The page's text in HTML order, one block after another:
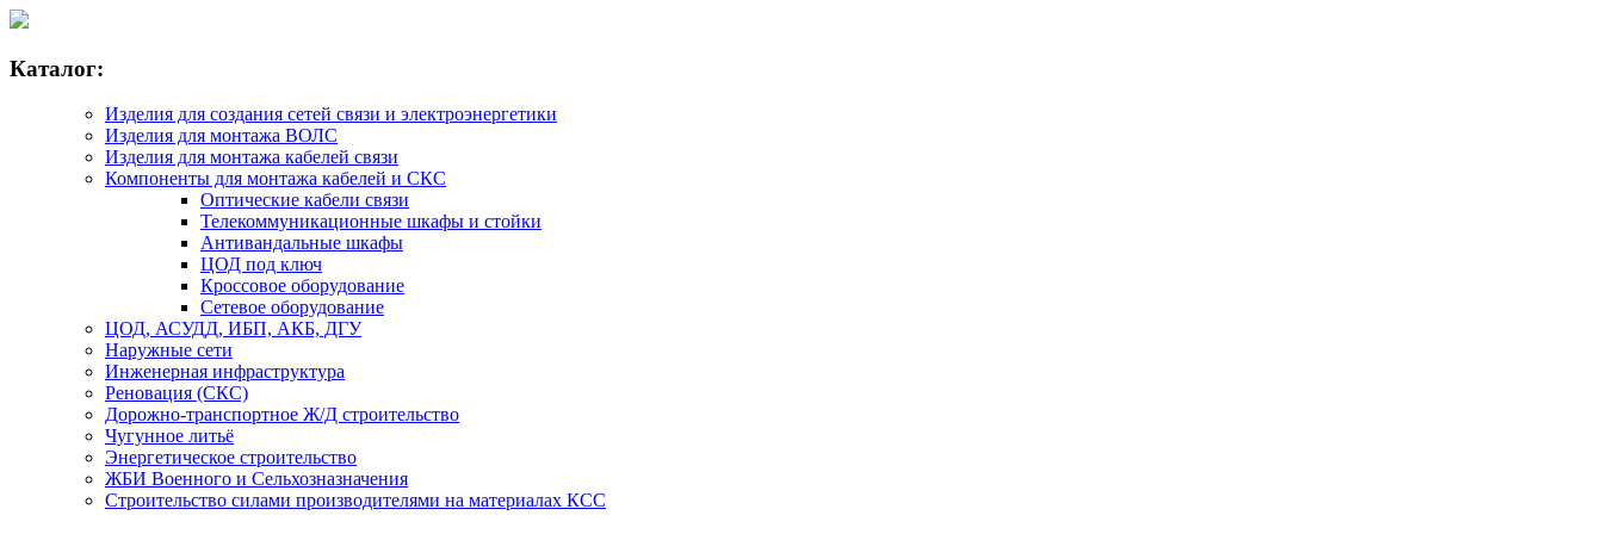
Каталог:
Изделия для создания сетей связи и электроэнергетики
Изделия для монтажа ВОЛС
Изделия для монтажа кабелей связи
Компоненты для монтажа кабелей и СКС
Оптические кабели связи
Телекоммуникационные шкафы и стойки
Антивандальные шкафы
ЦОД под ключ
Кроссовое оборудование
Сетевое оборудование
ЦОД, АСУДД, ИБП, АКБ, ДГУ
Наружные сети
Инженерная инфраструктура
Реновация (СКС)
Дорожно-транспортное Ж/Д строительство
Чугунное литьё
Энергетическое строительство
ЖБИ Военного и Сельхозназначения
Строительство силами производителями на материалах КСС